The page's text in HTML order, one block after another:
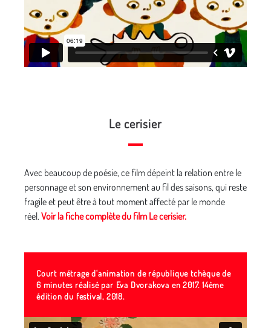
Le cerisier
Avec beaucoup de poésie, ce film dépeint la relation entre le
personnage et son environnement au fil des saisons, qui reste
fragile et peut être à tout moment affecté par le monde
réel. Voir la fiche complète du film Le cerisier.
Court métrage d'animation de république tchèque de
6 minutes réalisé par Eva Dvorakova en 2017. 14ème
édition du festival, 2018.